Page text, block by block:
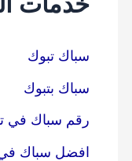
سباك تبوك
سباك بتبوك
رقم سباك في
افضل سباك